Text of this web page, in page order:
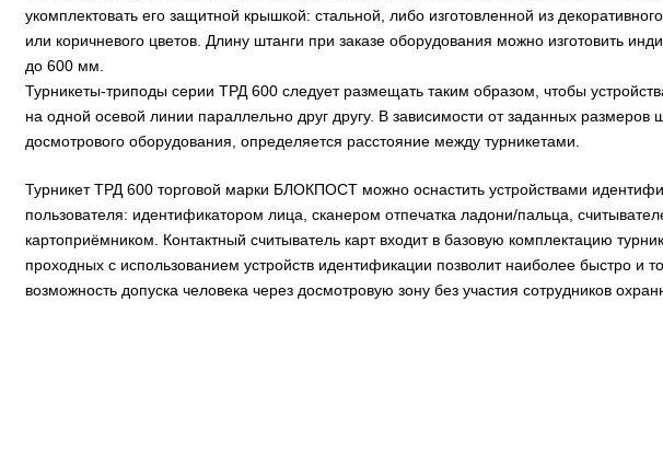
укомплектовать его защитной крышкой: стальной, либо изготовленной из
или коричневого цветов. Длину штанги при заказе оборудования можно изготовить
до 600 мм.
Турникеты-триподы серии ТРД 600 следует размещать таким образом, чтобы
на одной осевой линии параллельно друг другу. В зависимости от заданных размеров
досмотрового оборудования, определяется расстояние между турникетами.
Турникет ТРД 600 торговой марки БЛОКПОСТ можно оснастить устройствами
пользователя: идентификатором лица, сканером отпечатка ладони/пальца,
картоприёмником. Контактный считыватель карт входит в базовую комплектацию
проходных с использованием устройств идентификации позволит наиболее быстро и
возможность допуска человека через досмотровую зону без участия сотрудников